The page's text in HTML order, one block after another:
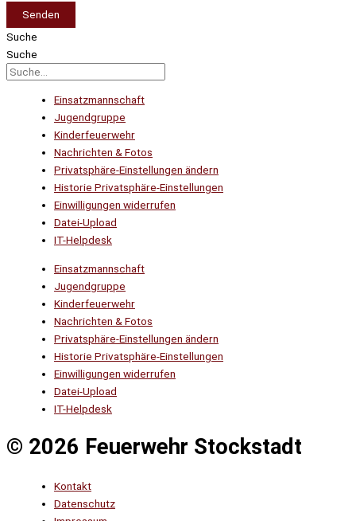
Senden
Suche
Suche
Einsatzmannschaft
Jugendgruppe
Kinderfeuerwehr
Nachrichten & Fotos
Privatsphäre-Einstellungen ändern
Historie Privatsphäre-Einstellungen
Einwilligungen widerrufen
Datei-Upload
IT-Helpdesk
Einsatzmannschaft
Jugendgruppe
Kinderfeuerwehr
Nachrichten & Fotos
Privatsphäre-Einstellungen ändern
Historie Privatsphäre-Einstellungen
Einwilligungen widerrufen
Datei-Upload
IT-Helpdesk
© 2026 Feuerwehr Stockstadt
Kontakt
Datenschutz